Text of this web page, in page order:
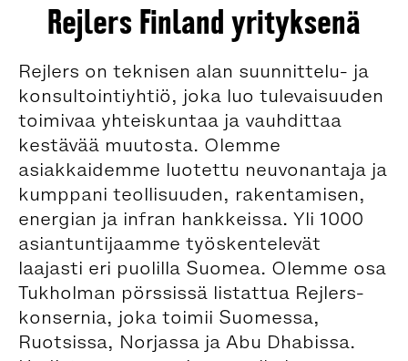
Rejlers Finland yrityksenä
Rejlers on teknisen alan suunnittelu- ja
konsultointiyhtiö, joka luo tulevaisuuden
toimivaa yhteiskuntaa ja vauhdittaa
kestävää muutosta. Olemme
asiakkaidemme luotettu neuvonantaja ja
kumppani teollisuuden, rakentamisen,
energian ja infran hankkeissa. Yli 1000
asiantuntijaamme työskentelevät
laajasti eri puolilla Suomea. Olemme osa
Tukholman pörssissä listattua Rejlers-
konsernia, joka toimii Suomessa,
Ruotsissa, Norjassa ja Abu Dhabissa.